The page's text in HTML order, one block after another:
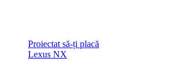
Proiectat să-ți placă
Lexus NX